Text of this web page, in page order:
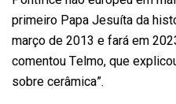
primeiro Papa Jesuíta da
março de 2013 e fará em
comentou Telmo, que
sobre cerâmica”.